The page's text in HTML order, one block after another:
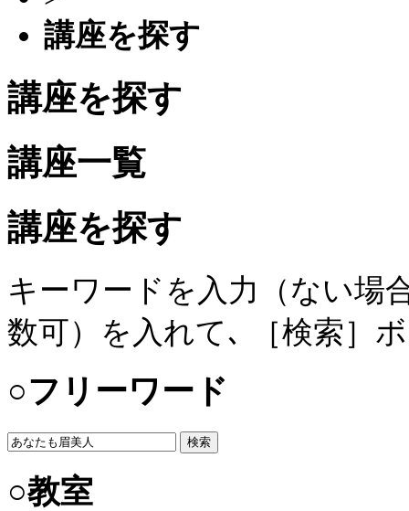
講座を探す
講座を探す
講座一覧
講座を探す
キーワードを入力（ない場
数可）を入れて､ ［検索］
○フリーワード
検索
○教室